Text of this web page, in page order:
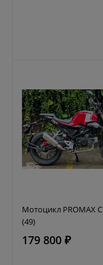
Мотоцикл PROMAX
(49)
179 800 ₽